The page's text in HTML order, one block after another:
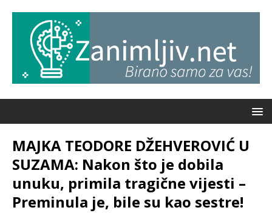
MAJKA TEODORE DŽEHVEROVIĆ U
SUZAMA: Nakon što je dobila
unuku, primila tragične vijesti –
Preminula je, bile su kao sestre!